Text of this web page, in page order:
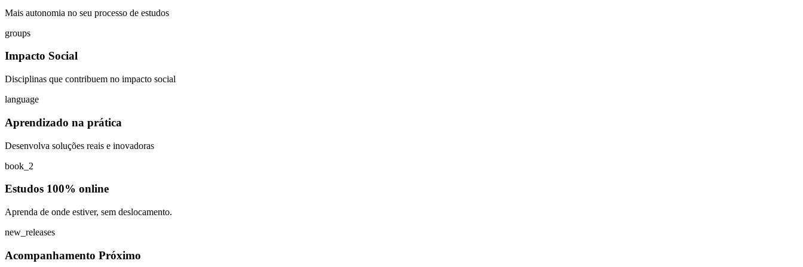
Mais autonomia no seu processo de estudos
groups
Impacto Social
Disciplinas que contribuem no impacto social
language
Aprendizado na prática
Desenvolva soluções reais e inovadoras
book_2
Estudos 100% online
Aprenda de onde estiver, sem deslocamento.
new_releases
Acompanhamento Próximo